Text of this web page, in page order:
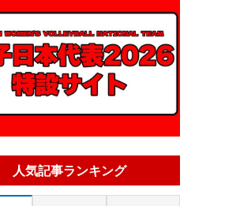
人気記事ランキング